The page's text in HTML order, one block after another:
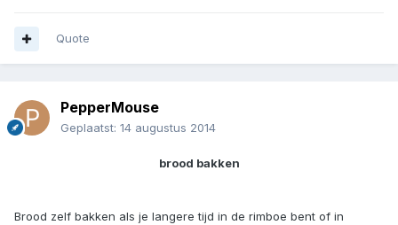
Quote
PepperMouse
Geplaatst: 14 augustus 2014
brood bakken
Brood zelf bakken als je langere tijd in de rimboe bent of in